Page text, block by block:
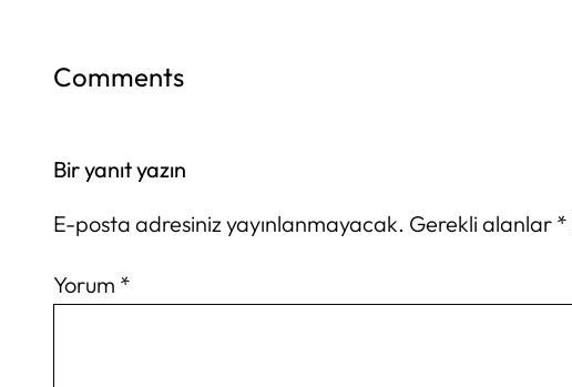
Comments
Bir yanıt yazın
E-posta adresiniz yayınlanmayacak. Gerekli alanlar *
Yorum *